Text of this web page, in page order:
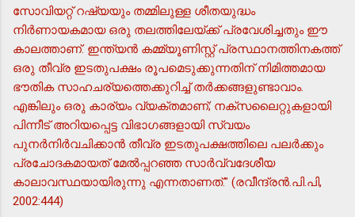
സോവിയറ്റ് റഷ്യയും തമ്മിലുള്ള ശീതയുദ്ധം
നിര്‍ണായകമായ ഒരു തലത്തിലേയ്ക്ക് പ്രവേശിച്ചതും ഈ
കാലത്താണ്. ഇന്ത്യന്‍ കമ്മ്യൂണിസ്റ്റ് പ്രസ്ഥാനത്തിനകത്ത്
ഒരു തീവ്ര ഇടതുപക്ഷം രൂപമെടുക്കുന്നതിന് നിമിത്തമായ
ഭൗതിക സാഹചര്യത്തെക്കുറിച്ച് തര്‍ക്കങ്ങളുണ്ടാവാം.
എങ്കിലും ഒരു കാര്യം വ്യക്തമാണ്; നക്സലൈറ്റുകളായി
പിന്നീട് അറിയപ്പെട്ട വിഭാഗങ്ങളായി സ്വയം
പുനര്‍നിര്‍വചിക്കാന്‍ തീവ്ര ഇടതുപക്ഷത്തിലെ പലര്‍ക്കും
പ്രചോദകമായത് മേല്‍പ്പറഞ്ഞ സാര്‍വ്വദേശീയ
കാലാവസ്ഥയായിരുന്നു എന്നതാണത്." (രവീന്ദ്രന്‍.പി.പി,
2002:444)